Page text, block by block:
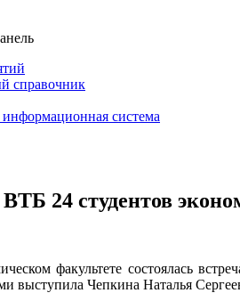
справочник
система
24 студентов
факультете состоялась
выступила Чепкина Наталья